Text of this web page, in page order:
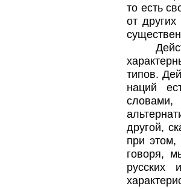
то есть
от
типов.
наций
словами,
другой,
при этом,
говоря,
русских